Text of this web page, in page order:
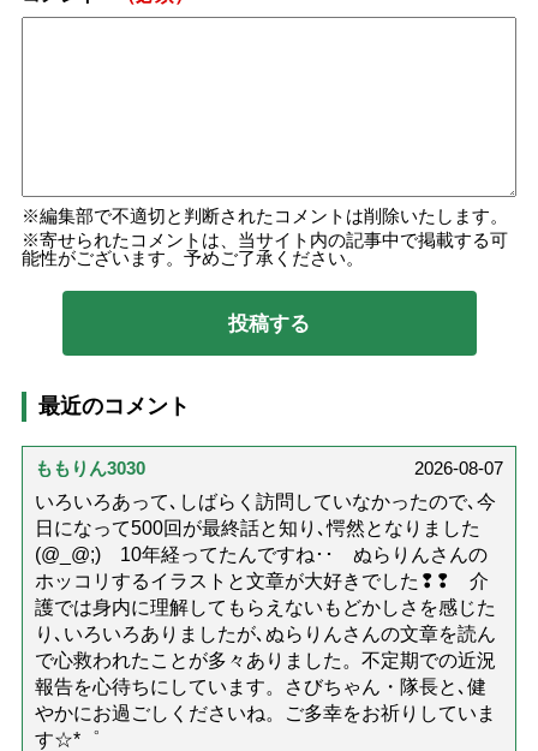
編集部で不適切と判断されたコメントは削除いたします。
寄せられたコメントは、当サイト内の記事中で掲載する可
能性がございます。予めご了承ください。
最近のコメント
ももりん3030
2026-08-07
いろいろあって､しばらく訪問していなかったので､今
日になって500回が最終話と知り､愕然となりました
(@_@;) 10年経ってたんですね･･ ぬらりんさんの
ホッコリするイラストと文章が大好きでした❢❢ 介
護では身内に理解してもらえないもどかしさを感じた
り､いろいろありましたが､ぬらりんさんの文章を読ん
で心救われたことが多々ありました。不定期での近況
報告を心待ちにしています。さびちゃん・隊長と､健
やかにお過ごしくださいね。ご多幸をお祈りしていま
す☆*゜